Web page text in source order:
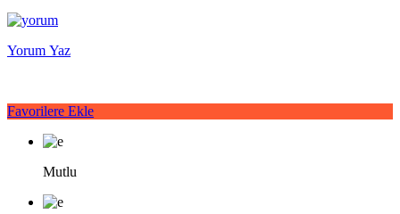
Yorum Yaz
Favorilere Ekle
Mutlu